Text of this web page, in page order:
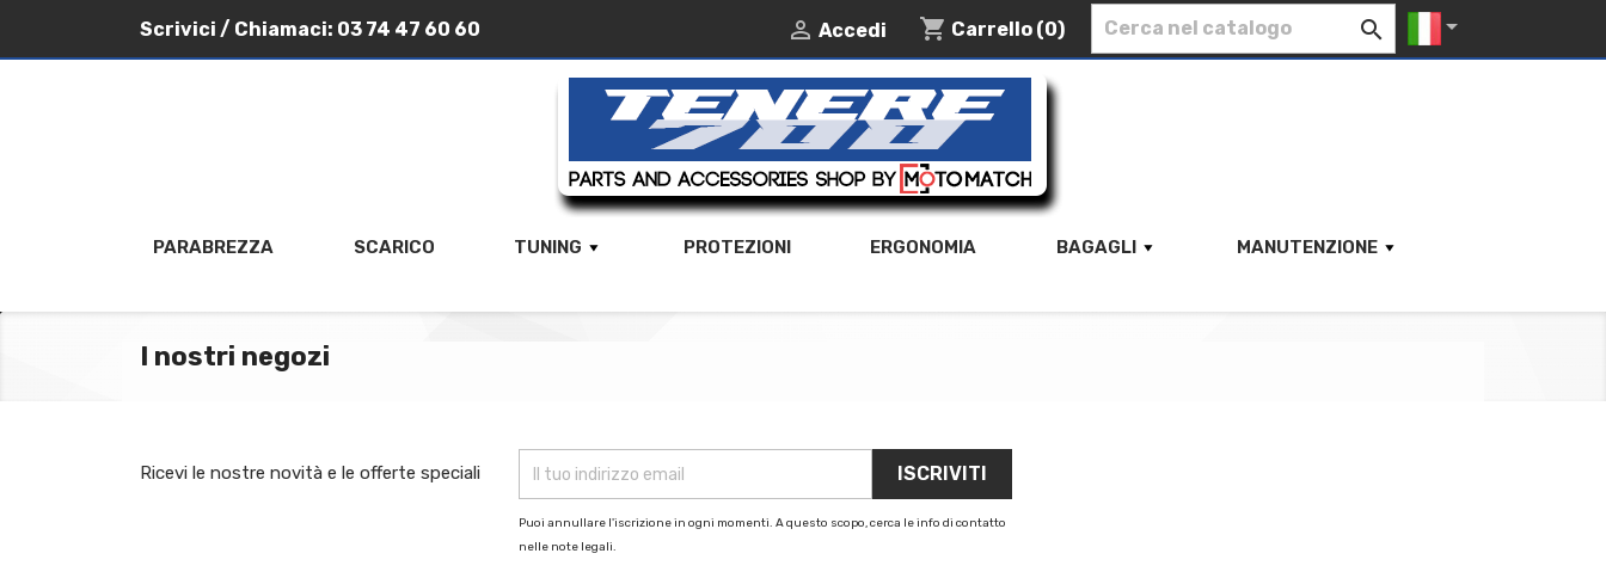
Scrivici / Chiamaci: 03 74 47 60 60  Accedi shopping_cart Carrello (0)  
PARABREZZA SCARICO TUNING PROTEZIONI ERGONOMIA BAGAGLI MANUTENZIONE
I nostri negozi
Ricevi le nostre novità e le offerte speciali
Puoi annullare l'iscrizione in ogni momenti. A questo scopo, cerca le info di contatto
nelle note legali.